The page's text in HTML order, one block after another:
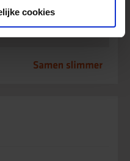
cookies